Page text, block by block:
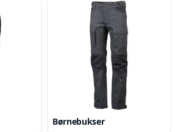
Børnebukser